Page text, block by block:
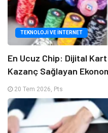
TEKNOLOJI VE İNTERNET
En Ucuz Chip: Dijital
Kazanç Sağlayan
20 Tem 2026, Pts